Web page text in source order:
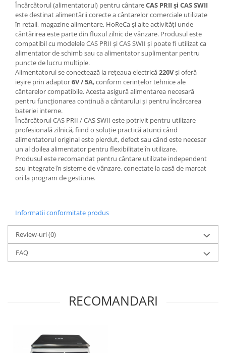
Încărcătorul (alimentatorul) pentru cântareCAS PRII și CAS SWII
este destinat alimentării corecte a cântarelor comerciale utilizate
în retail, magazine alimentare, HoReCa și alte activități unde
cântărirea este parte din fluxul zilnic de vânzare. Produsul este
compatibil cu modelele CAS PRII și CAS SWII și poate fi utilizat ca
alimentator de schimb sau ca alimentator suplimentar pentru
puncte de lucru multiple.
Alimentatorul se conectează la rețeaua electrică220Vși oferă
ieșire prin adaptor6V / 5A, conform cerințelor tehnice ale
cântarelor compatibile. Acesta asigură alimentarea necesară
pentru funcționarea continuă a cântarului și pentru încărcarea
bateriei interne.
Încărcătorul CAS PRII / CAS SWII este potrivit pentru utilizare
profesională zilnică, fiind o soluție practică atunci când
alimentatorul original este pierdut, defect sau când este necesar
un al doilea alimentator pentru flexibilitate în utilizare.
Produsul este recomandat pentru cântare utilizate independent
sau integrate în sisteme de vânzare, conectate la casă de marcat
ori la program de gestiune.
Informatii conformitate produs
Review-uri(0)
FAQ
RECOMANDARI